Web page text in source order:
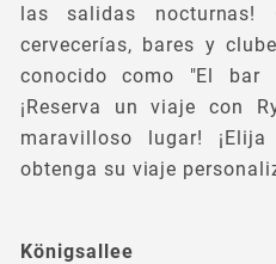
las salidas nocturnas!
cervecerías, bares y
conocido como "El bar
¡Reserva un viaje con
maravilloso lugar!
obtenga su viaje
Königsallee